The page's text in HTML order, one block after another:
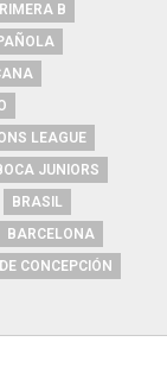
B
LEAGUE
JUNIORS
BRASIL
BARCELONA
CONCEPCIÓN